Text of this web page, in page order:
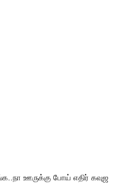
ஊருக்கு போய் எதிர் கவுஜ